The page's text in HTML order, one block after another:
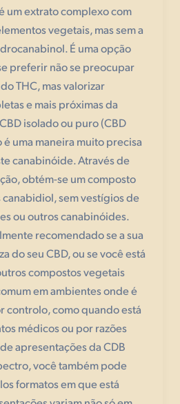
um extrato complexo com
vegetais, mas sem a
É uma opção
preferir não se preocupar
THC, mas valorizar
e mais próximas da
isolado ou puro (CBD
é uma maneira muito precisa
canabinóide. Através de
obtém-se um composto
sem vestígios de
ou outros canabinóides.
recomendado se a sua
do seu CBD, ou se você está
compostos vegetais
em ambientes onde é
controlo, como quando está
médicos ou por razões
apresentações da CDB
você também pode
formatos em que está